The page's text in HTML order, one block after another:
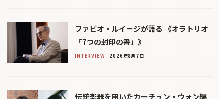
ファビオ・ルイージが語る 《オラトリオ
「7つの封印の書」》
INTERVIEW 2026年8月7日
伝統楽器を用いたカーチュン・ウォン編